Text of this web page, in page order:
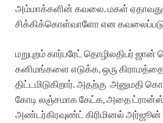
அம்மாக்களின் கவலை. மகள் ஏதாவது
சிக்கிக்கொள்வாளோ என
மறுபுறம் கார்பரேட் தொழிலதிபர்
கனிமங்களை எடுக்க, ஒரு
திட்டமிடுகிறார். அதற்கு அனுமதி
கோடி லஞ்சமாக கேட்க, அதை
அண்டர்கிரவுண்ட் கிரிமினல் அர்ஜூன்